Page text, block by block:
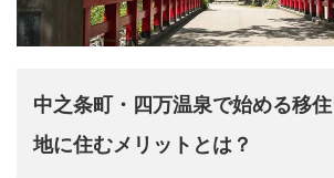
中之条町・四万温泉で始める移
地に住むメリットとは？